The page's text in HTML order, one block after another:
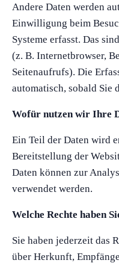
Andere Daten werden
Einwilligung beim
Systeme erfasst. Das
(z. B. Internetbrowser,
Seitenaufrufs). Die
automatisch, sobald Sie
Wofür nutzen wir Ihre
Ein Teil der Daten wird
Bereitstellung der
Daten können zur
verwendet werden.
Welche Rechte haben
Sie haben jederzeit das
über Herkunft,